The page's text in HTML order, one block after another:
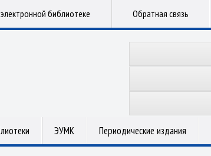
библиотеке Обратная связь
ЭУМК Периодические издания